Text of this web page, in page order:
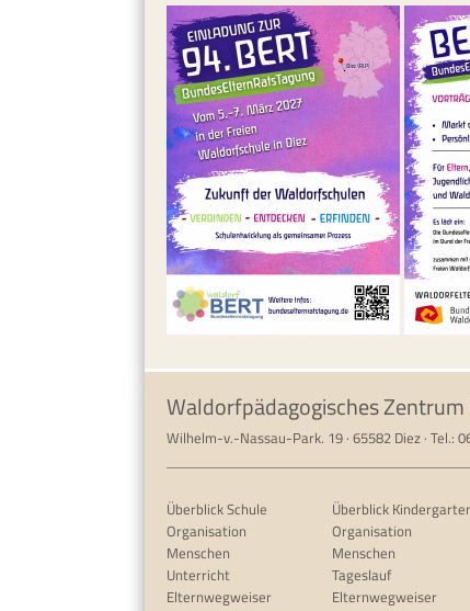
Waldorfpädagogisches Zentrum
Wilhelm-v.-Nassau-Park. 19 · 65582 Diez · Tel.:
Überblick Schule
Organisation
Menschen
Unterricht
Elternwegweiser
Überblick
Organisation
Menschen
Tageslauf
Elternwegweiser